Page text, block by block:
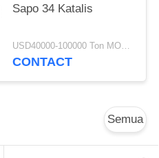
Sapo 34 Katalis
USD40000-100000 Ton MOQ:1 KG
CONTACT
Semua